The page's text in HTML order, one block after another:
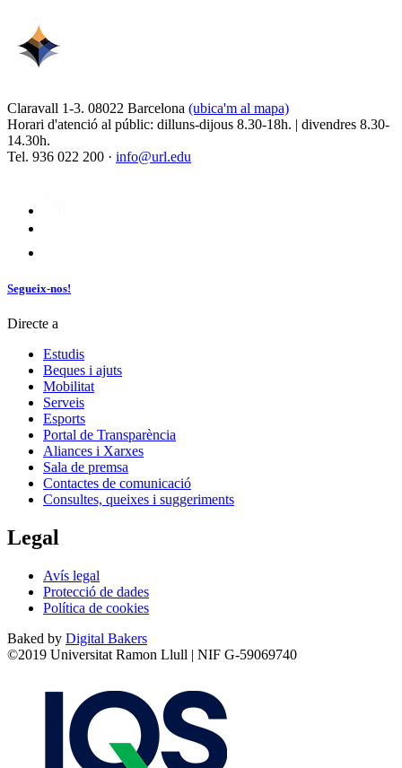
Claravall 1-3. 08022 Barcelona (ubica'm al mapa)
Horari d'atenció al públic: dilluns-dijous 8.30-18h. | divendres 8.30-
14.30h.
Tel. 936 022 200 · info@url.edu
Segueix-nos!
Directe a
Estudis
Beques i ajuts
Mobilitat
Serveis
Esports
Portal de Transparència
Aliances i Xarxes
Sala de premsa
Contactes de comunicació
Consultes, queixes i suggeriments
Legal
Avís legal
Protecció de dades
Política de cookies
Baked by Digital Bakers
©2019 Universitat Ramon Llull | NIF G-59069740